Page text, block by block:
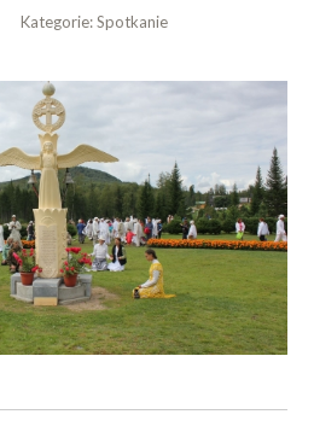
Kategorie:Spotkanie